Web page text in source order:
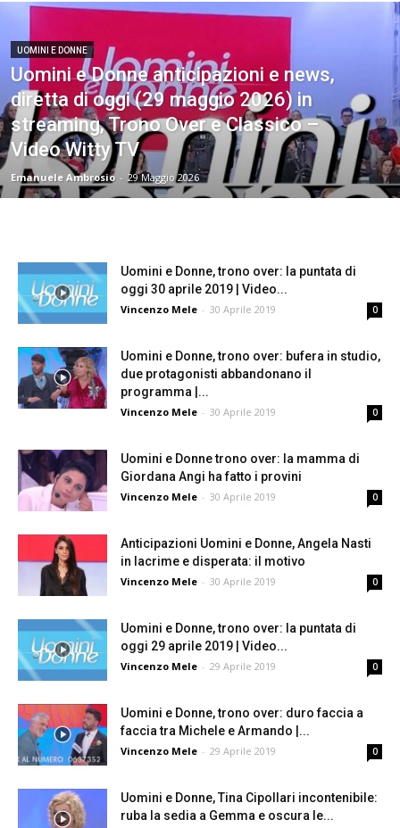
UOMINI E DONNE
Uomini e Donne anticipazioni e news,
diretta di oggi (29 maggio 2026) in
streaming, Trono Over e Classico –
Video Witty TV
Emanuele Ambrosio - 29 Maggio 2026
Uomini e Donne, trono over: la puntata di
oggi 30 aprile 2019 | Video...
Vincenzo Mele - 30 Aprile 2019 0
Uomini e Donne, trono over: bufera in studio,
due protagonisti abbandonano il
programma |...
Vincenzo Mele - 30 Aprile 2019 0
Uomini e Donne trono over: la mamma di
Giordana Angi ha fatto i provini
Vincenzo Mele - 30 Aprile 2019 0
Anticipazioni Uomini e Donne, Angela Nasti
in lacrime e disperata: il motivo
Vincenzo Mele - 30 Aprile 2019 0
Uomini e Donne, trono over: la puntata di
oggi 29 aprile 2019 | Video...
Vincenzo Mele - 29 Aprile 2019 0
Uomini e Donne, trono over: duro faccia a
faccia tra Michele e Armando |...
Vincenzo Mele - 29 Aprile 2019 0
Uomini e Donne, Tina Cipollari incontenibile:
ruba la sedia a Gemma e oscura le...